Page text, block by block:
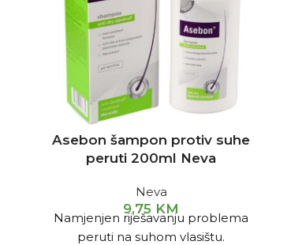
Asebon šampon protiv suhe
peruti 200ml Neva
Neva
9,75 KM
Namjenjen riješavanju problema
peruti na suhom vlasištu.